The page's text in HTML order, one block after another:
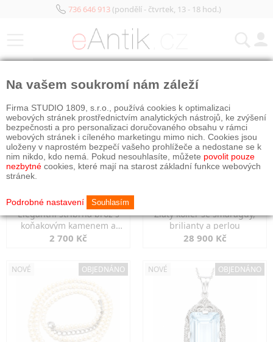
736 646 913(pondělí - čtvrtek, 13 - 18 hod.)
Elegantní stříbrná brož s
koňakovým kamenem a
markazity
2 700 Kč
Zlatý kolier se smaragdy,
brilianty a perlou
28 900 Kč
NOVÉ OBJEDNÁNO NOVÉ OBJEDNÁNO
Na vašem soukromí nám záleží
Firma STUDIO 1809, s.r.o., používá cookies k optimalizaci
webových stránek prostřednictvím analytických nástrojů, ke zvýšení
bezpečnosti a pro personalizaci doručovaného obsahu v rámci
webových stránek i cíleného marketingu mimo nich. Cookies jsou
uloženy v naprostém bezpečí vašeho prohlížeče a nedostane se k
nim nikdo, kdo nemá. Pokud nesouhlasíte, můžete povolit pouze
nezbytné cookies, které mají na starost základní funkce webových
stránek.
Podrobné nastavení Souhlasím